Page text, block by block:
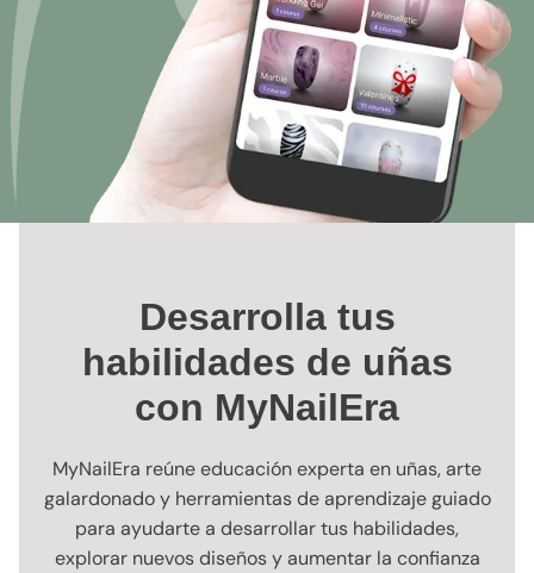
Desarrolla tus
habilidades de uñas
con MyNailEra
MyNailEra reúne educación experta en uñas, arte
galardonado y herramientas de aprendizaje guiado
para ayudarte a desarrollar tus habilidades,
explorar nuevos diseños y aumentar la confianza